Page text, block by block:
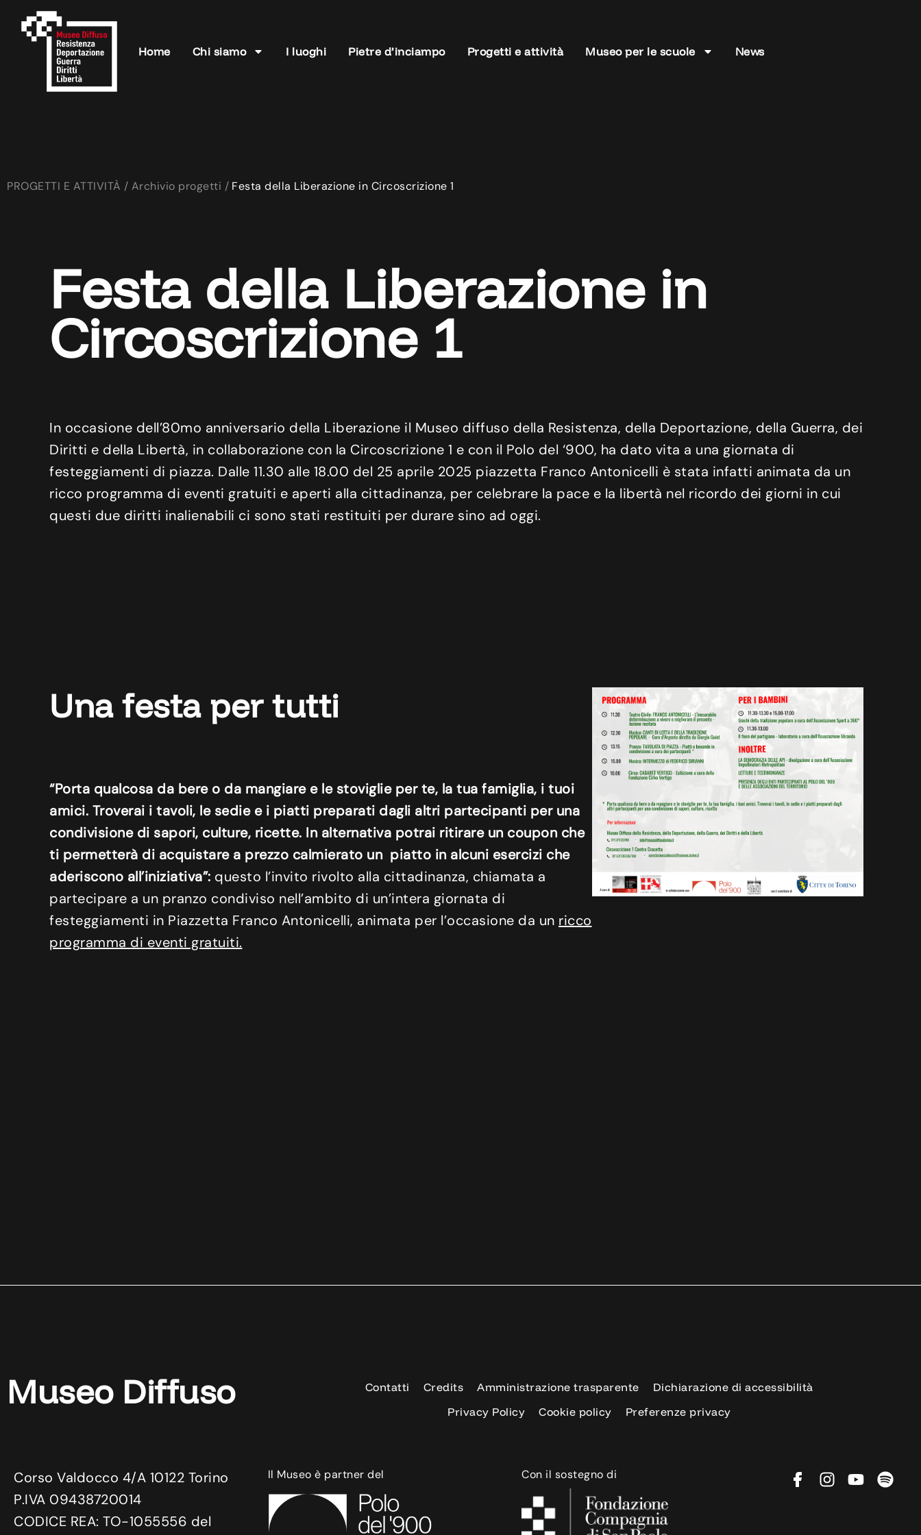
Home Chi siamo I luoghi Pietre d’inciampo Progetti e attività Museo per le scuole News
PROGETTI E ATTIVITÀ / Archivio progetti / Festa della Liberazione in Circoscrizione 1
Festa della Liberazione in
Circoscrizione 1
In occasione dell’80mo anniversario della Liberazione il Museo diffuso della Resistenza, della Deportazione, della Guerra, dei
Diritti e della Libertà, in collaborazione con la Circoscrizione 1 e con il Polo del ‘900, ha dato vita a una giornata di
festeggiamenti di piazza. Dalle 11.30 alle 18.00 del 25 aprile 2025 piazzetta Franco Antonicelli è stata infatti animata da un
ricco programma di eventi gratuiti e aperti alla cittadinanza, per celebrare la pace e la libertà nel ricordo dei giorni in cui
questi due diritti inalienabili ci sono stati restituiti per durare sino ad oggi.
Una festa per tutti
“Porta qualcosa da bere o da mangiare e le stoviglie per te, la tua famiglia, i tuoi
amici. Troverai i tavoli, le sedie e i piatti preparati dagli altri partecipanti per una
condivisione di sapori, culture, ricette. In alternativa potrai ritirare un coupon che
ti permetterà di acquistare a prezzo calmierato un piatto in alcuni esercizi che
aderiscono all’iniziativa”: questo l’invito rivolto alla cittadinanza, chiamata a
partecipare a un pranzo condiviso nell’ambito di un’intera giornata di
festeggiamenti in Piazzetta Franco Antonicelli, animata per l’occasione da un ricco
programma di eventi gratuiti.
Museo Diffuso Contatti Credits Amministrazione trasparente
Dichiarazione di accessibilità
Privacy Policy
Cookie policy Preferenze privacy
Corso Valdocco 4/A 10122 Torino
P.IVA 09438720014
CODICE REA: TO-1055556 del
Il Museo è partner del Con il sostegno di